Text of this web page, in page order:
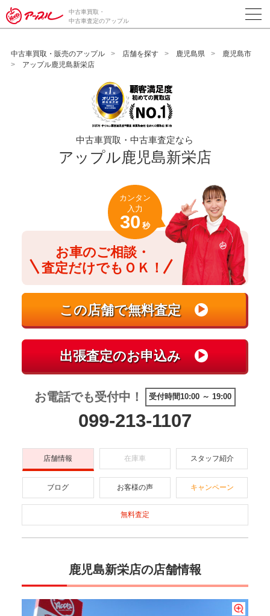
/*ABテスト_新規査定フォームの為のCVボタン*/
中古車買取・
中古車査定のアップル
中古車買取・販売のアップル 店舗を探す 鹿児島県
鹿児島市
アップル鹿児島新栄店
中古車買取・中古車査定なら
アップル鹿児島新栄店
お車のご相談・
査定だけでもＯＫ！
カンタン
入力
30 秒
お電話でも受付中！ 受付時間10:00 ～ 19:00
099-213-1107
店舗情報 在庫車 スタッフ紹介
ブログ お客様の声 キャンペーン
無料査定
鹿児島新栄店の店舗情報